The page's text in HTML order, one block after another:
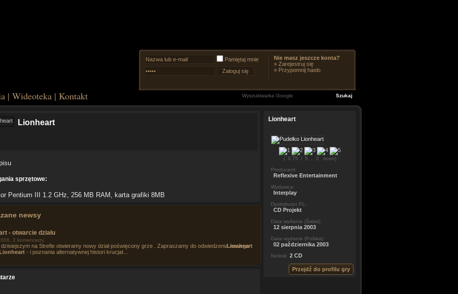
Pamiętaj mnie
Nie masz jeszcze konta?
» Zarejestruj się
» Przypomnij hasło
| Wideoteka | Kontakt
Lionheart
sprzętowe:
Pentium III 1.2 GHz, 256 MB RAM, karta grafiki 8MB
newsy
- otwarcie działu
2 komentarzy
na Strefie otwieramy nowy dział poświęcony grze Lionheart
. Zapraszamy do odwiedzenia nowego
- i poznania alternatywnej histori krucjat...
Lionheart
( 3.75 / 5 2
ocen)
Producent:
Reflexive Entertainment
Wydawca:
Interplay
Dystrybutor PL:
CD Projekt
Data wydania (Świat):
12 sierpnia 2003
Data wydania (Polska):
02 października 2003
Nośnik: 2 CD
Przejdź do profilu gry